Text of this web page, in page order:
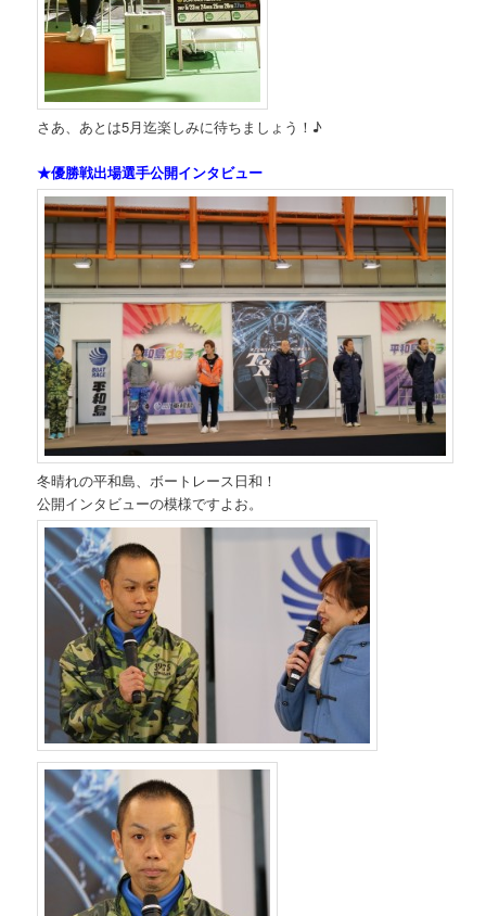
さあ、あとは5月迄楽しみに待ちましょう！♪
★優勝戦出場選手公開インタビュー
冬晴れの平和島、ボートレース日和！
公開インタビューの模様ですよお。